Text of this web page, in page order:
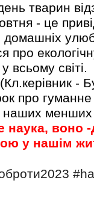
тварин
- це
домашніх
про
у всьому світі.
-
про
наших
воно -
у нашім